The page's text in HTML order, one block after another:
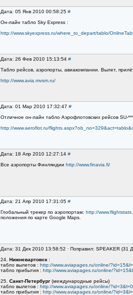
Дата: 05 Янв 2010 00:58:25 #
Он-лайн табло Sky Express :
http://www.skyexpress.ru/where_to_depart/tablo/
Дата: 26 Фев 2010 15:13:54 #
Табло рейсов, аэропорты, авиакомпании. Вылет,
http://www.avia.mvsm.ru/
Дата: 01 Мар 2010 17:32:47 #
Отличное он-лайн табло Аэрофлотовских рейсов SU-
http://www.aeroflot.ru/
Дата: 18 Апр 2010 12:27:14 #
Все аэропорты Финляндии http://www.finavia.fi/
Дата: 21 Апр 2010 17:31:05 #
Глобальный трекер по аэропортам: http://
положения по карте Google Maps.
Дата: 31 Дек 2010 13:58:52 · Поправил: SPEAKER (31
24. Нижневартовск :
табло вылетов : http://www.aviapages.ru/online/
табло прибытия : http://www.aviapages.ru/online/
25. Санкт-Петербург (международные рейсы)
табло вылетов : http://www.aviapages.ru/online/?id=3&l=0
табло прибытия : http://www.aviapages.ru/online/